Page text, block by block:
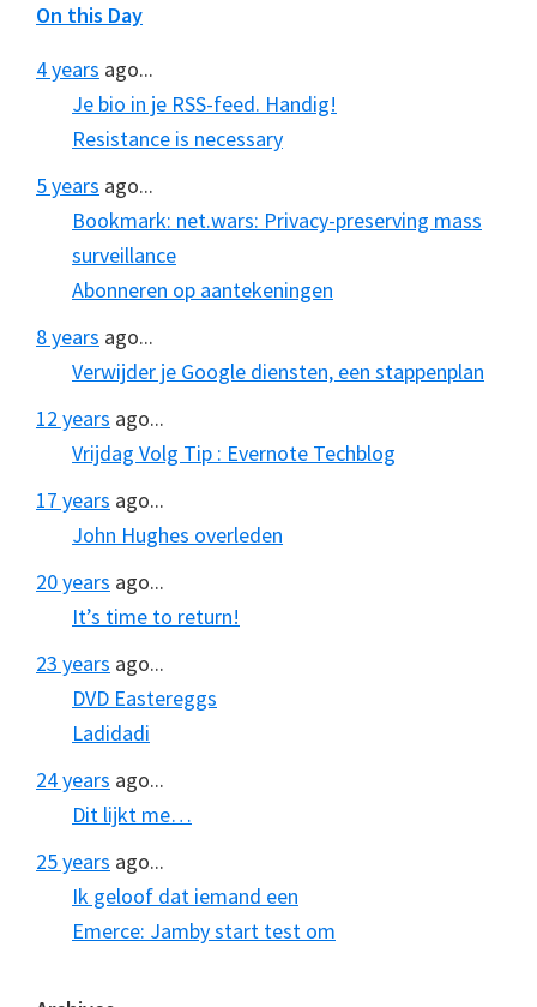
On this Day
4 years ago...
Je bio in je RSS-feed. Handig!
Resistance is necessary
5 years ago...
Bookmark: net.wars: Privacy-preserving mass
surveillance
Abonneren op aantekeningen
8 years ago...
Verwijder je Google diensten, een stappenplan
12 years ago...
Vrijdag Volg Tip : Evernote Techblog
17 years ago...
John Hughes overleden
20 years ago...
It’s time to return!
23 years ago...
DVD Eastereggs
Ladidadi
24 years ago...
Dit lijkt me…
25 years ago...
Ik geloof dat iemand een
Emerce: Jamby start test om